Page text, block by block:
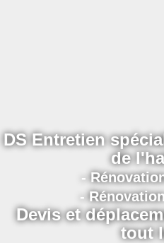
DS Entretien
de
-
-
Devis et
tout